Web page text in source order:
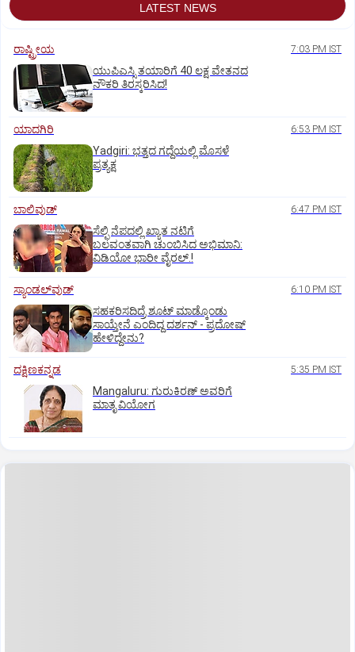
LATEST NEWS
ರಾಷ್ಟ್ರೀಯ 7:03 PM IST
ಯುಪಿಎಸ್ಸಿ ತಯಾರಿಗೆ 40 ಲಕ್ಷ ವೇತನದ
ನೌಕರಿ ತಿರಸ್ಕರಿಸಿದ!
ಯಾದಗಿರಿ 6:53 PM IST
Yadgiri: ಭತ್ತದ ಗದ್ದೆಯಲ್ಲಿ ಮೊಸಳೆ
ಪ್ರತ್ಯಕ್ಷ
ಬಾಲಿವುಡ್‌ 6:47 PM IST
ಸೆಲ್ಫಿ ನೆಪದಲ್ಲಿ ಖ್ಯಾತ ನಟಿಗೆ
ಬಲವಂತವಾಗಿ ಚುಂಬಿಸಿದ ಅಭಿಮಾನಿ:
ವಿಡಿಯೋ ಭಾರೀ ವೈರಲ್.!
ಸ್ಯಾಂಡಲ್‌ವುಡ್‌ 6:10 PM IST
ಸಹಕರಿಸದಿದ್ರೆ ಶೂಟ್‌ ಮಾಡ್ಕೊಂಡು
ಸಾಯ್ತೇನೆ ಎಂದಿದ್ದ ದರ್ಶನ್‌ - ಪ್ರದೋಷ್‌
ಹೇಳಿದ್ದೇನು?
ದಕ್ಷಿಣಕನ್ನಡ 5:35 PM IST
Mangaluru: ಗುರುಕಿರಣ್ ಅವರಿಗೆ
ಮಾತೃ ವಿಯೋಗ